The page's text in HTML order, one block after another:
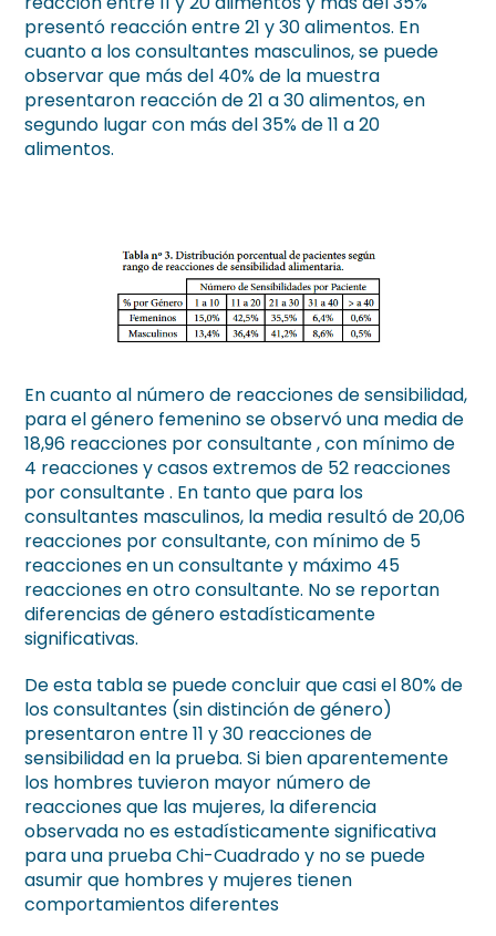
presentó reacción entre 21 y 30 alimentos. En
cuanto a los consultantes masculinos, se puede
observar que más del 40% de la muestra
presentaron reacción de 21 a 30 alimentos, en
segundo lugar con más del 35% de 11 a 20
alimentos.
En cuanto al número de reacciones de sensibilidad,
para el género femenino se observó una media de
18,96 reacciones por consultante , con mínimo de
4 reacciones y casos extremos de 52 reacciones
por consultante . En tanto que para los
consultantes masculinos, la media resultó de 20,06
reacciones por consultante, con mínimo de 5
reacciones en un consultante y máximo 45
reacciones en otro consultante. No se reportan
diferencias de género estadísticamente
significativas.
De esta tabla se puede concluir que casi el 80% de
los consultantes (sin distinción de género)
presentaron entre 11 y 30 reacciones de
sensibilidad en la prueba. Si bien aparentemente
los hombres tuvieron mayor número de
reacciones que las mujeres, la diferencia
observada no es estadísticamente significativa
para una prueba Chi-Cuadrado y no se puede
asumir que hombres y mujeres tienen
comportamientos diferentes